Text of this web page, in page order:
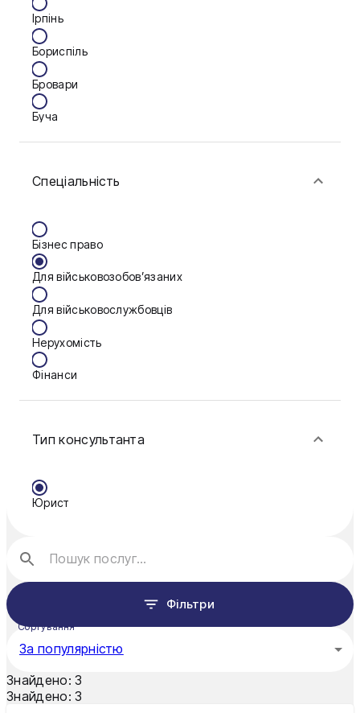
Ірпінь
Бориспіль
Бровари
Буча
Васильків
Дніпро
Запоріжжя
Калуш
Кам'янське
Ковель
Краматорськ
Кривий Ріг
Нікополь
Одеса
Спеціальність
Бізнес право
Для військовозобов’язаних
Для військовослужбовців
Нерухомість
Фінанси
Тип консультанта
Юрист
Фільтри
Сортування
За популярністю
Знайдено: 3
Знайдено: 3